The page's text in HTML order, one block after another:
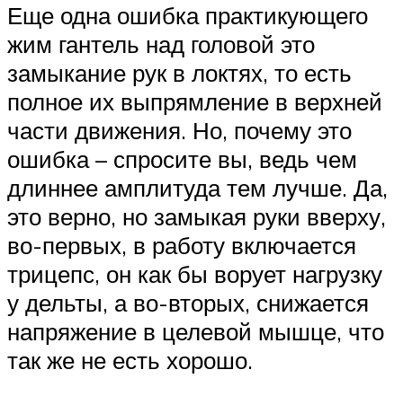
Еще одна ошибка практикующего
жим гантель над головой это
замыкание рук в локтях, то есть
полное их выпрямление в верхней
части движения. Но, почему это
ошибка – спросите вы, ведь чем
длиннее амплитуда тем лучше. Да,
это верно, но замыкая руки вверху,
во-первых, в работу включается
трицепс, он как бы ворует нагрузку
у дельты, а во-вторых, снижается
напряжение в целевой мышце, что
так же не есть хорошо.